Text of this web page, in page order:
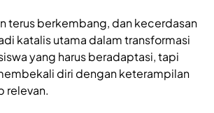
terus berkembang, dan kecerdasan
katalis utama dalam transformasi
yang harus beradaptasi, tapi
diri dengan keterampilan
relevan.